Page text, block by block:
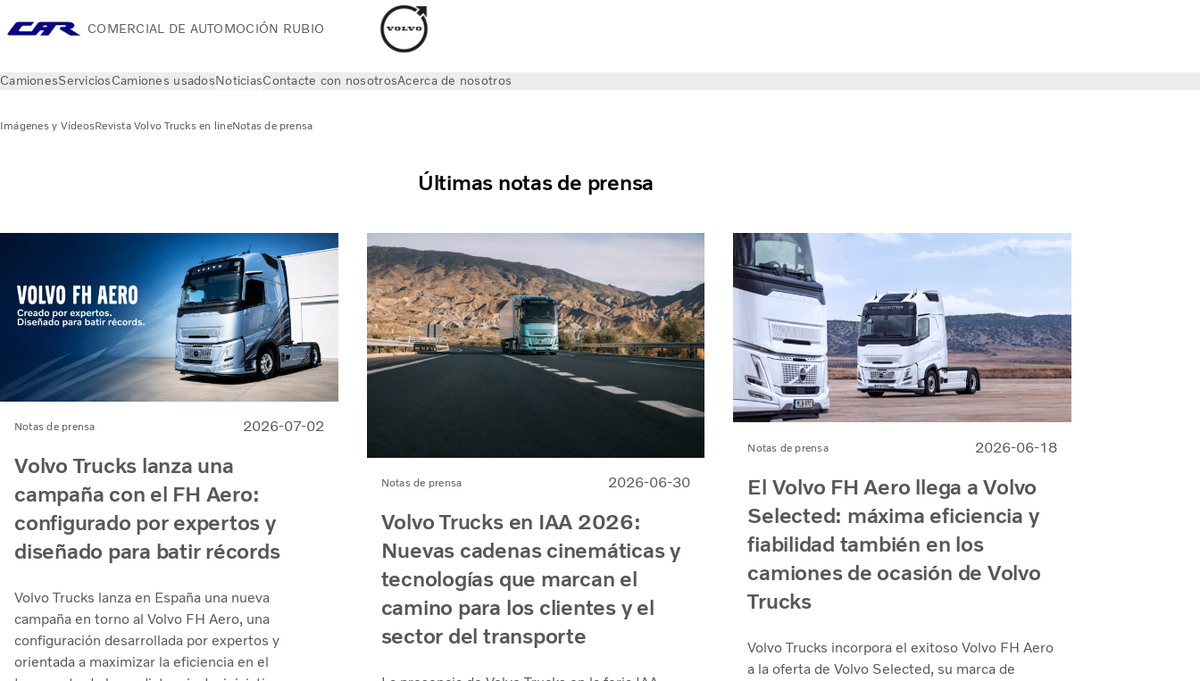
COMERCIAL DE AUTOMOCIÓN RUBIO
CamionesServiciosCamiones usadosNoticiasContacte con nosotrosAcerca de nosotros
Imágenes y VídeosRevista Volvo Trucks en lineNotas de prensa
Últimas notas de prensa
Notas de prensa 2026-07-02
Volvo Trucks lanza una
campaña con el FH Aero:
configurado por expertos y
diseñado para batir récords
Volvo Trucks lanza en España una nueva
campaña en torno al Volvo FH Aero, una
configuración desarrollada por expertos y
orientada a maximizar la eficiencia en el
Notas de prensa 2026-06-30
Volvo Trucks en IAA 2026:
Nuevas cadenas cinemáticas y
tecnologías que marcan el
camino para los clientes y el
sector del transporte
Notas de prensa 2026-06-18
El Volvo FH Aero llega a Volvo
Selected: máxima eficiencia y
fiabilidad también en los
camiones de ocasión de Volvo
Trucks
Volvo Trucks incorpora el exitoso Volvo FH Aero
a la oferta de Volvo Selected, su marca de